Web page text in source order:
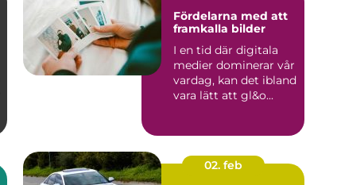
Fördelarna med att
framkalla bilder
I en tid där digitala
medier dominerar vår
vardag, kan det ibland
vara lätt att gl&o...
02. feb